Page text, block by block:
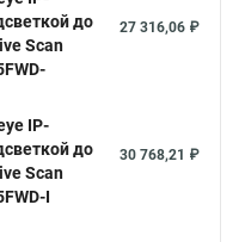
ip камера
Hikvision 2cd1148 i b
Ip видеокамеры
до
Scan
27 316,06 ₽
IP-
до
Scan
I
30 768,21 ₽